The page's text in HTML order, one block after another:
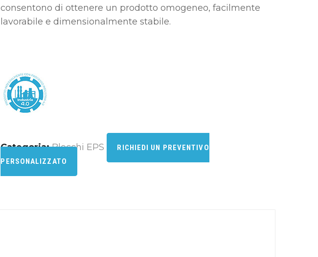
consentono di ottenere un prodotto omogeneo, facilmente
lavorabile e dimensionalmente stabile.
Categoria:Blocchi EPS
RICHIEDI UN PREVENTIVO
PERSONALIZZATO